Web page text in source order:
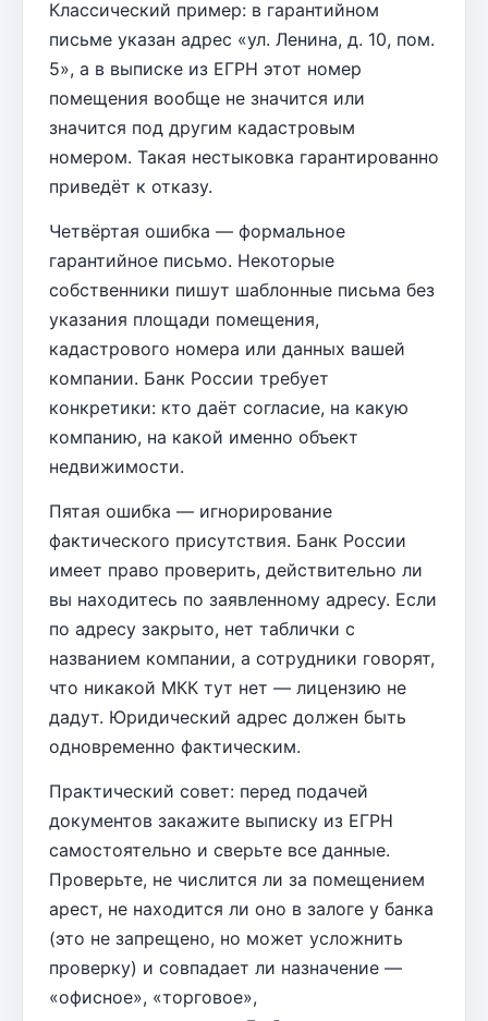
Классический пример: в гарантийном
письме указан адрес «ул. Ленина, д. 10, пом.
5», а в выписке из ЕГРН этот номер
помещения вообще не значится или
значится под другим кадастровым
номером. Такая нестыковка гарантированно
приведёт к отказу.
Четвёртая ошибка — формальное
гарантийное письмо. Некоторые
собственники пишут шаблонные письма без
указания площади помещения,
кадастрового номера или данных вашей
компании. Банк России требует
конкретики: кто даёт согласие, на какую
компанию, на какой именно объект
недвижимости.
Пятая ошибка — игнорирование
фактического присутствия. Банк России
имеет право проверить, действительно ли
вы находитесь по заявленному адресу. Если
по адресу закрыто, нет таблички с
названием компании, а сотрудники говорят,
что никакой МКК тут нет — лицензию не
дадут. Юридический адрес должен быть
одновременно фактическим.
Практический совет: перед подачей
документов закажите выписку из ЕГРН
самостоятельно и сверьте все данные.
Проверьте, не числится ли за помещением
арест, не находится ли оно в залоге у банка
(это не запрещено, но может усложнить
проверку) и совпадает ли назначение —
«офисное», «торговое»,